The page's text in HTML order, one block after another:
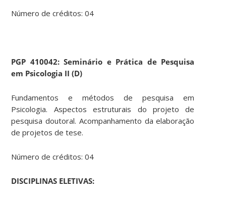
Número de créditos: 04
PGP 410042: Seminário e Prática de Pesquisa
em Psicologia II (D)
Fundamentos e métodos de pesquisa em
Psicologia. Aspectos estruturais do projeto de
pesquisa doutoral. Acompanhamento da elaboração
de projetos de tese.
Número de créditos: 04
DISCIPLINAS ELETIVAS: